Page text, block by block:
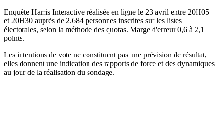
Enquête Harris Interactive réalisée en ligne le 23 avril entre 20H05
et 20H30 auprès de 2.684 personnes inscrites sur les listes
électorales, selon la méthode des quotas. Marge d'erreur 0,6 à 2,1
points.
Les intentions de vote ne constituent pas une prévision de résultat,
elles donnent une indication des rapports de force et des dynamiques
au jour de la réalisation du sondage.